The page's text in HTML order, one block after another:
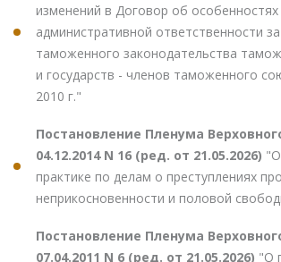
изменений в Договор об особенностях
административной ответственности
таможенного законодательства
и государств - членов таможенного
2010 г."
Постановление Пленума
04.12.2014 N 16 (ред. от 21.05.2026)
практике по делам о преступлениях
неприкосновенности и половой
Постановление Пленума
07.04.2011 N 6 (ред. от 21.05.2026) "О